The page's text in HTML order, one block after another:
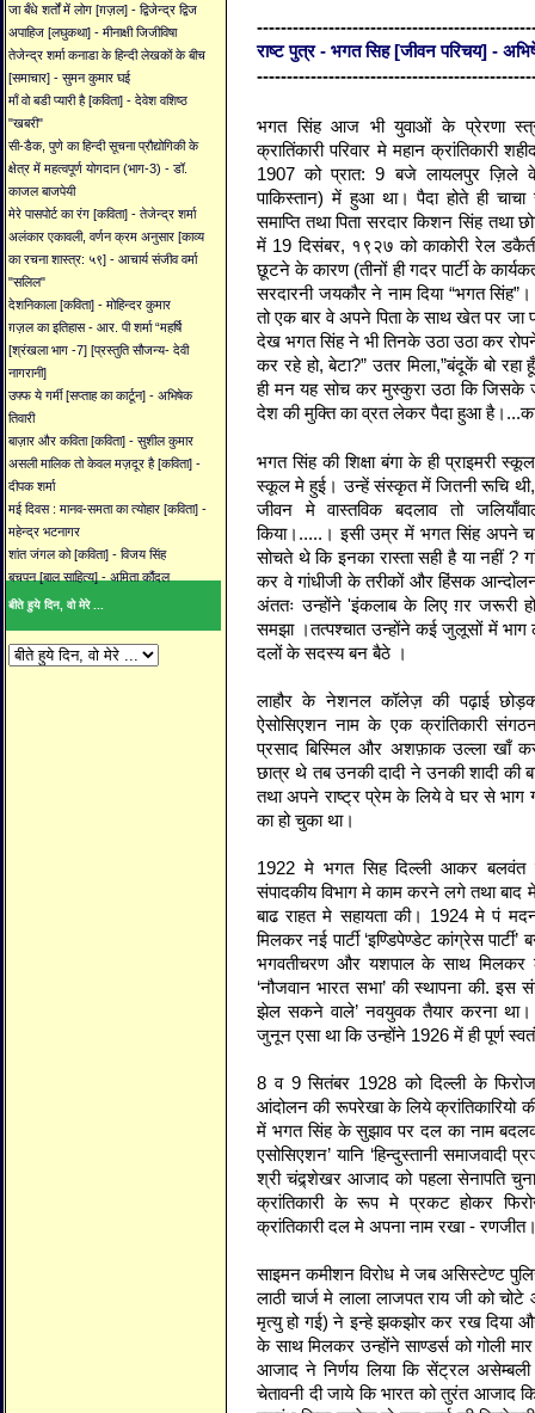
जा बँधे शर्तों में लोग [ग़ज़ल] - द्विजेन्द्र द्विज
अपाहिज [लघुकथा] - मीनाक्षी जिजीविषा
तेजेन्द्र शर्मा कनाडा के हिन्दी लेखकों के बीच
[समाचार] - सुमन कुमार घई
माँ वो बडी प्यारी है [कविता] - देवेश वशिष्ठ
"खबरी"
सी-डैक, पुणे का हिन्दी सूचना प्रौद्योगिकी के
क्षेत्र में महत्वपूर्ण योगदान (भाग-3) - डॉ.
काजल बाजपेयी
मेरे पासपोर्ट का रंग [कविता] - तेजेन्द्र शर्मा
अलंकार एकावली, वर्णन क्रम अनुसार [काव्य
का रचना शास्त्र: ५९] - आचार्य संजीव वर्मा
"सलिल"
देशनिकाला [कविता] - मोहिन्दर कुमार
ग़ज़ल का इतिहास - आर. पी शर्मा “महर्षि
[श्रंखला भाग -7] [प्रस्तुति सौजन्य- देवी
नागरानी]
उफ्फ ये गर्मी [सप्ताह का कार्टून] - अभिषेक
तिवारी
बाज़ार और कविता [कविता] - सुशील कुमार
असली मालिक तो केवल मज़दूर है [कविता] -
दीपक शर्मा
मई दिवस : मानव-समता का त्योहार [कविता] -
महेन्द्र भटनागर
शांत जंगल को [कविता] - विजय सिंह
बचपन [बाल साहित्य] - अमिता कौंदल
बीते हुये दिन, वो मेरे ...
राष्ट पुत्र - भगत सिह [जीवन परिचय] -
भगत सिंह आज भी युवाओं के प्रेरणा
क्रातिंकारी परिवार मे महान क्रांतिकारी
1907 को प्रात: 9 बजे लायलपुर ज़िले
पाकिस्तान) में हुआ था। पैदा होते ही
समाप्ति तथा पिता सरदार किशन सिंह तथा
में 19 दिसंबर, १९२७ को काकोरी रेल
छूटने के कारण (तीनों ही गदर पार्टी के
सरदारनी जयकौर ने नाम दिया “भगत
तो एक बार वे अपने पिता के साथ खेत पर जा
देख भगत सिंह ने भी तिनके उठा उठा कर
कर रहे हो, बेटा?” उतर मिला,”बंदूकें बो
ही मन यह सोच कर मुस्कुरा उठा कि
देश की मुक्ति का व्रत लेकर पैदा हुआ
भगत सिंह की शिक्षा बंगा के ही प्राइमरी
स्कूल मे हुई। उन्हें संस्कृत में जितनी रूचि
जीवन मे वास्तविक बदलाव तो
किया।.....। इसी उम्र में भगत सिंह अपने
सोचते थे कि इनका रास्ता सही है या नहीं
कर वे गांधीजी के तरीकों और हिंसक
अंततः उन्होंने 'इंकलाब के लिए ग़र जरूरी
समझा ।तत्पश्चात उन्होंने कई जुलूसों में भाग
दलों के सदस्य बन बैठे ।
लाहौर के नेशनल कॉलेज़ की पढ़ाई
ऐसोसिएशन नाम के एक क्रांतिकारी
प्रसाद बिस्मिल और अशफ़ाक उल्ला खाँ
छात्र थे तब उनकी दादी ने उनकी शादी की
तथा अपने राष्ट्र प्रेम के लिये वे घर से भाग
का हो चुका था।
1922 मे भगत सिह दिल्ली आकर बलवंत
संपादकीय विभाग मे काम करने लगे तथा
बाढ राहत मे सहायता की। 1924 मे पं
मिलकर नई पार्टी ‘इण्डिपेण्डेट कांग्रेस
भगवतीचरण और यशपाल के साथ मिलकर
‘नौजवान भारत सभा’ की स्थापना की. इस
झेल सकने वाले’ नवयुवक तैयार करना था।
जुनून एसा था कि उन्होंने 1926 में ही पूर्ण
8 व 9 सितंबर 1928 को दिल्ली के
आंदोलन की रूपरेखा के लिये क्रांतिकारियो
में भगत सिंह के सुझाव पर दल का नाम
एसोसिएशन’ यानि ‘हिन्दुस्तानी
श्री चंद्र्शेखर आजाद को पहला सेनापति
क्रांतिकारी के रूप मे प्रकट होकर
क्रांतिकारी दल मे अपना नाम रखा -
साइमन कमीशन विरोध मे जब असिस्टेण्ट
लाठी चार्ज मे लाला लाजपत राय जी को
मृत्यु हो गई) ने इन्हे झकझोर कर रख दिया
के साथ मिलकर उन्होंने साण्डर्स को गोली
आजाद ने निर्णय लिया कि सेंट्रल
चेतावनी दी जाये कि भारत को तुरंत आजाद